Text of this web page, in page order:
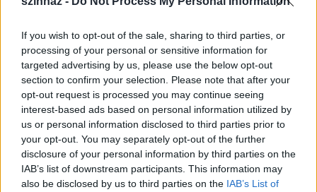
If you wish to opt-out of the sale, sharing to third parties, or
processing of your personal or sensitive information for
targeted advertising by us, please use the below opt-out
section to confirm your selection. Please note that after your
opt-out request is processed you may continue seeing
interest-based ads based on personal information utilized by
us or personal information disclosed to third parties prior to
your opt-out. You may separately opt-out of the further
disclosure of your personal information by third parties on the
IAB’s list of downstream participants. This information may
also be disclosed by us to third parties on the IAB’s List of
Emberek az embertelenségben (fotó: petofiszinhaz.hu)